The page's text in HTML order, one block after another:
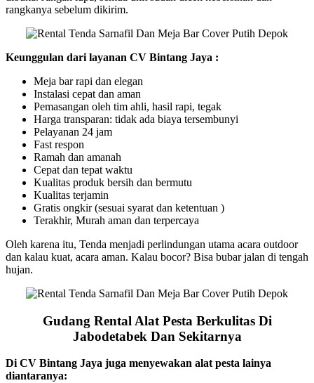
rangkanya sebelum dikirim.
Keunggulan dari layanan CV Bintang Jaya :
Meja bar rapi dan elegan
Instalasi cepat dan aman
Pemasangan oleh tim ahli, hasil rapi, tegak
Harga transparan: tidak ada biaya tersembunyi
Pelayanan 24 jam
Fast respon
Ramah dan amanah
Cepat dan tepat waktu
Kualitas produk bersih dan bermutu
Kualitas terjamin
Gratis ongkir (sesuai syarat dan ketentuan )
Terakhir, Murah aman dan terpercaya
Oleh karena itu, Tenda menjadi perlindungan utama acara outdoor
dan kalau kuat, acara aman. Kalau bocor? Bisa bubar jalan di tengah
hujan.
Gudang Rental Alat Pesta Berkulitas Di
Jabodetabek Dan Sekitarnya
Di CV Bintang Jaya juga menyewakan alat pesta lainya
diantaranya: